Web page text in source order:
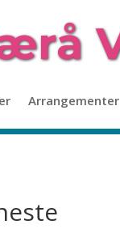
Arrangementer